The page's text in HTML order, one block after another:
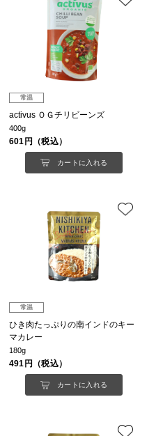
常温
activus ＯＧチリビーンズ
400g
601円（税込）
カートに入れる
常温
ひき肉たっぷりの南インドのキー
マカレー
180g
491円（税込）
カートに入れる